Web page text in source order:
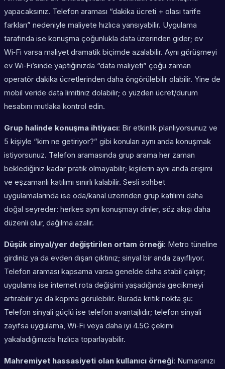
yapacaksınız. Telefon araması “dakika ücreti + olası tarife
farkları” nedeniyle maliyete hızlıca yansıyabilir. Uygulama
tarafında ise konuşma çoğunlukla data üzerinden gider; ev
Wi‑Fi varsa maliyet dramatik biçimde azalabilir. Aynı görüşmeyi
ev Wi‑Fi’sinde yaptığınızda “data maliyeti” çoğu zaman
operatör dakika ücretlerinden daha öngörülebilir olabilir. Yine de
mobil veride data limitiniz dolabilir; o yüzden ücret/durum
hesabını mutlaka kontrol edin.
Grup halinde konuşma ihtiyacı: Bir etkinlik planlıyorsunuz ve
5 kişiyle “kim ne getiriyor?” gibi konuları aynı anda konuşmak
istiyorsunuz. Telefon aramasında grup arama her zaman
beklediğiniz kadar pratik olmayabilir; kişilerin aynı anda erişimi
ve eşzamanlı katılımı sınırlı kalabilir. Sesli sohbet
uygulamalarında ise oda/kanal üzerinden grup katılımı daha
doğal seyreder: herkes aynı konuşmayı dinler, söz akışı daha
düzenli olur, dağılma azalır.
Düşük sinyal/yer değiştirilen ortam örneği: Metro tüneline
girdiniz ya da evden dışarı çıktınız; sinyal bir anda zayıflıyor.
Telefon araması kapsama varsa genelde daha stabil çalışır;
uygulama ise internet rota değişimi yaşadığında gecikmeyi
artırabilir ya da kopma görülebilir. Burada kritik nokta şu:
Telefon sinyali güçlü ise telefon avantajlıdır; telefon sinyali
zayıfsa uygulama, Wi‑Fi veya daha iyi 4.5G çekimi
yakaladığınızda hızlıca toparlayabilir.
Mahremiyet hassasiyeti olan kullanıcı örneği: Numaranızı